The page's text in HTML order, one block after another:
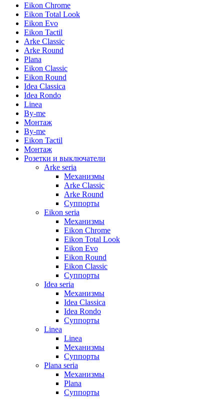
Eikon Chrome
Eikon Total Look
Eikon Evo
Eikon Tactil
Arke Classic
Arke Round
Plana
Eikon Classic
Eikon Round
Idea Classica
Idea Rondo
Linea
By-me
Монтаж
By-me
Eikon Tactil
Монтаж
Розетки и выключатели
Arke seria
Механизмы
Arke Classic
Arke Round
Суппорты
Eikon seria
Механизмы
Eikon Chrome
Eikon Total Look
Eikon Evo
Eikon Round
Eikon Classic
Суппорты
Idea seria
Механизмы
Idea Classica
Idea Rondo
Суппорты
Linea
Linea
Механизмы
Суппорты
Plana seria
Механизмы
Plana
Суппорты